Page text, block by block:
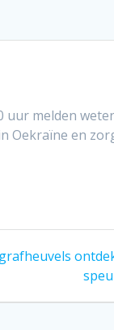
uur melden
Oekraïne en